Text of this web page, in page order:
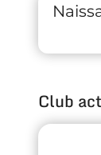
Club